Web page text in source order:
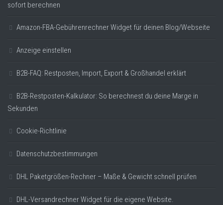
sofort berechnen
Amazon-FBA-Gebührenrechner Widget für deinen Blog/Webseite
Anzeige einstellen
B2B-FAQ: Restposten, Import, Export & Großhandel erklärt
B2B-Restposten-Kalkulator: So berechnest du deine Marge in
Sekunden
Cookie-Richtlinie
Datenschutzbestimmungen
DHL Paketgrößen-Rechner – Maße & Gewicht schnell prüfen
DHL-Versandrechner Widget für die eigene Website.